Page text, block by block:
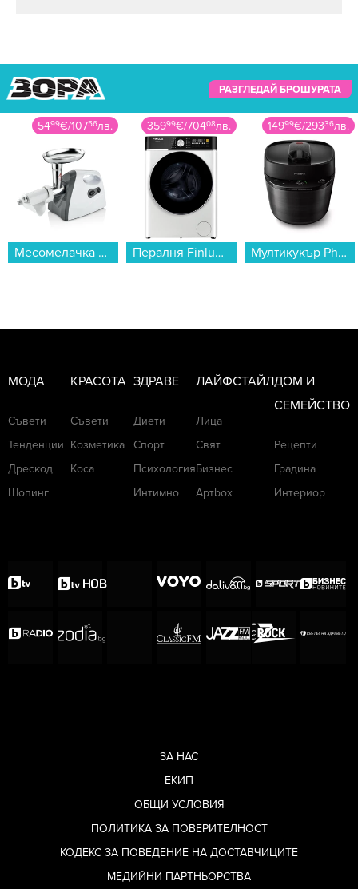
РАЗГЛЕДАЙ БРОШУРАТА
5499€/10756лв.
Месомелачка Crown CTG-20GW...
35999€/70408лв.
Пералня Finlux FWM10M14W , 10.00 kg, 1400 об./мин., A , Бял...
14999€/29336лв.
Мултикукър Philips HD2151/40...
МОДА
Съвети
Тенденции
Дрескод
Шопинг
КРАСОТА
Съвети
Козметика
Коса
ЗДРАВЕ
Диети
Спорт
Психология
Интимно
ЛАЙФСТАЙЛ
Лица
Свят
Бизнес
Артbox
ДОМ И
СЕМЕЙСТВО
Рецепти
Градина
Интериор
ЗА НАС
ЕКИП
ОБЩИ УСЛОВИЯ
ПОЛИТИКА ЗА ПОВЕРИТЕЛНОСТ
КОДЕКС ЗА ПОВЕДЕНИЕ НА ДОСТАВЧИЦИТЕ
МЕДИЙНИ ПАРТНЬОРСТВА